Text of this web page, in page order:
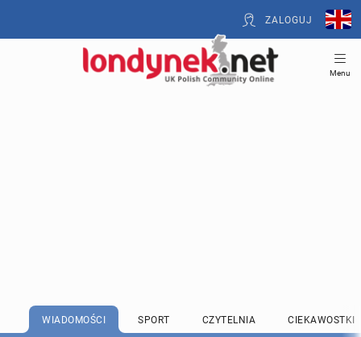
ZALOGUJ
Menu
WIADOMOŚCI SPORT CZYTELNIA CIEKAWOSTKI